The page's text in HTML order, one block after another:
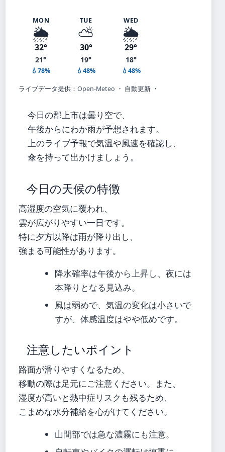
MON
🌦️
32°
21°
💧78%
TUE
⛅
30°
19°
💧48%
WED
🌦️
29°
18°
💧48%
ライブデータ提供： Open-Meteo ・ 自動更新 ・
今日の郡上市は曇り空で、
午後からにわか雨が予想されます。
上のライブ予報で気温や風速を確認し、
傘を持って出かけましょう。
今日の天候の特徴
高湿度の空気に覆われ、
雲が広がりやすい一日です。
特に夕方以降は雨が降り出し、
強まる可能性があります。
降水確率は午後から上昇し、夜には
本降りとなる見込み。
風は弱めで、気温の変化は小さいで
すが、体感温度はやや低めです。
注意したいポイント
路面が滑りやすくなるため、
移動の際は足元にご注意ください。また、
湿度が高いと熱中症リスクも残るため、
こまめな水分補給を心がけてください。
山間部では急な濃霧にも注意。